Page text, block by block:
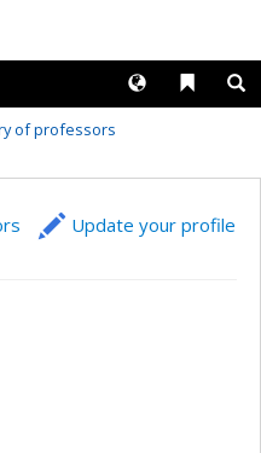
Liens
Langues
of professors
Update your profile